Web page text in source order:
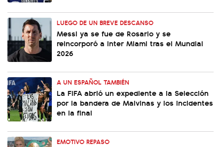
LUEGO DE UN BREVE DESCANSO
Messi ya se fue de Rosario y se
reincorporó a Inter Miami tras el Mundial
2026
A UN ESPAÑOL TAMBIÉN
La FIFA abrió un expediente a la Selección
por la bandera de Malvinas y los incidentes
en la final
EMOTIVO REPASO